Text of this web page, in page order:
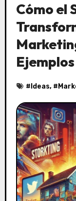
Cómo el
# Ideas, #